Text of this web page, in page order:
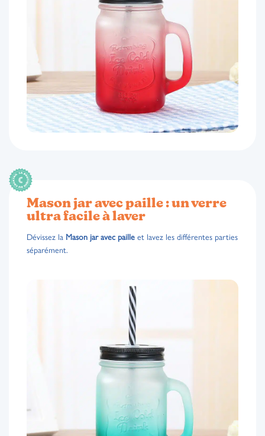
Mason jar avec paille : un verre
ultra facile à laver
Dévissez la Mason jar avec paille et lavez les différentes parties
séparément.